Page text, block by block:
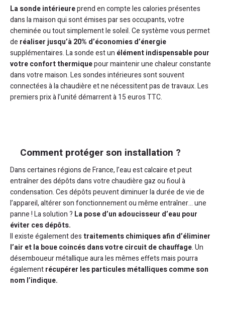
La sonde intérieureprend en compte les calories présentes
dans la maison qui sont émises par ses occupants, votre
cheminée ou tout simplement le soleil. Ce système vous permet
de réaliser jusqu’à 20% d’économies d’énergie
supplémentaires. La sonde est un élément indispensable pour
votre confort thermiquepour maintenir une chaleur constante
dans votre maison. Les sondes intérieures sont souvent
connectées à la chaudière et ne nécessitent pas de travaux. Les
premiers prix à l’unité démarrent à 15 euros TTC.
Comment protéger son installation ?
Dans certaines régions de France, l’eau est calcaire et peut
entraîner des dépôts dans votre chaudière gaz ou fioul à
condensation. Ces dépôts peuvent diminuer la durée de vie de
l’appareil, altérer son fonctionnement ou même entraîner… une
panne ! La solution ? La pose d’un adoucisseur d’eau pour
éviter ces dépôts.
Il existe également des traitements chimiques afin d’éliminer
l’air et la boue coincés dans votre circuit de chauffage. Un
désemboueur métallique aura les mêmes effets mais pourra
égalementrécupérer les particules métalliques comme son
nom l’indique.